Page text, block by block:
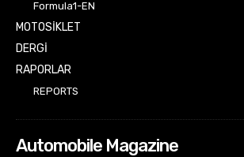
Formula1-EN
MOTOSİKLET
DERGİ
RAPORLAR
REPORTS
Automobile Magazine